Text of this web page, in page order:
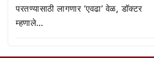
परतण्यासाठी लागणार ‘एवढा’ वेळ, डॉक्टर
म्हणाले…